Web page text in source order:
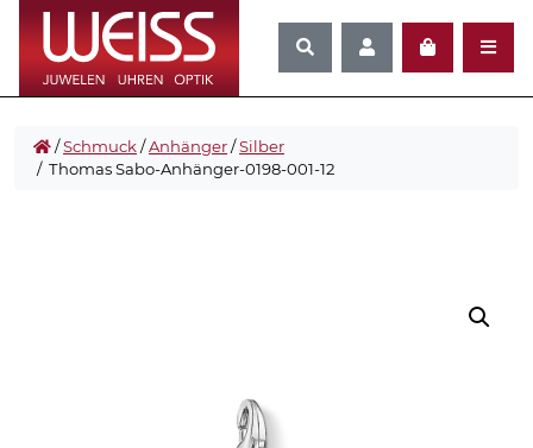
/Schmuck/Anhänger/Silber
/ Thomas Sabo-Anhänger-0198-001-12